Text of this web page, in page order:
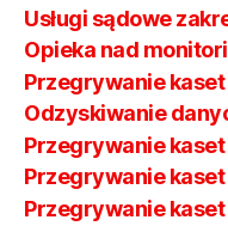
Usługi sądowe
Opieka nad
Przegrywanie kaset
Odzyskiwanie
Przegrywanie
Przegrywanie
Przegrywanie